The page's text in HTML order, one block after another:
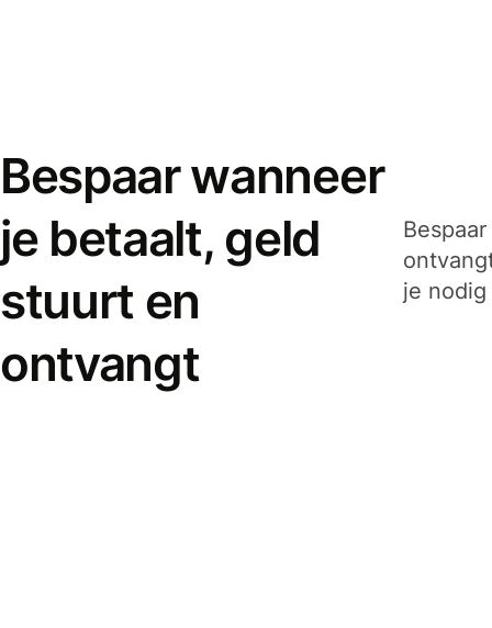
Bespaar wanneer
je betaalt, geld
stuurt en
ontvangt
je